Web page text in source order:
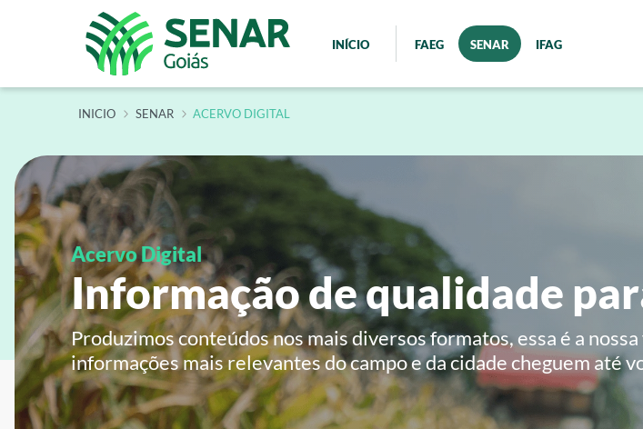
INÍCIO FAEG SENAR IFAG
INÍCIO SENAR ACERVO DIGITAL
Acervo Digital
Informação de qualidade
Produzimos conteúdos nos mais diversos formatos, essa é a
informações mais relevantes do campo e da cidade cheguem até